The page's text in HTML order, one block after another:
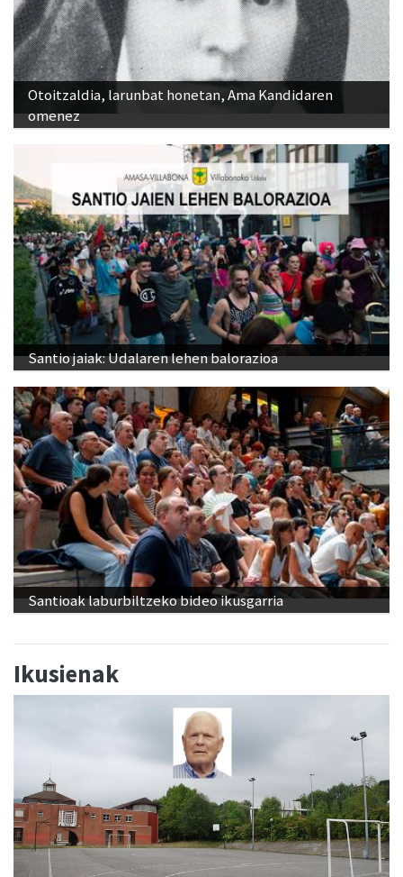
Otoitzaldia, larunbat honetan, Ama Kandidaren
omenez
Santio jaiak: Udalaren lehen balorazioa
Santioak laburbiltzeko bideo ikusgarria
Ikusienak